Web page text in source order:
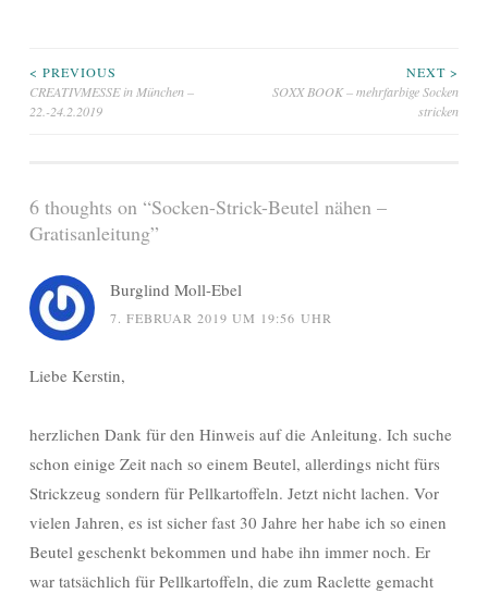
Beitragsnavigation
< PREVIOUS
CREATIVMESSE in München –
22.-24.2.2019
NEXT >
SOXX BOOK – mehrfarbige Socken
stricken
6 thoughts on “Socken-Strick-Beutel nähen –
Gratisanleitung”
Burglind Moll-Ebel
7. FEBRUAR 2019 UM 19:56 UHR
Liebe Kerstin,
herzlichen Dank für den Hinweis auf die Anleitung. Ich suche
schon einige Zeit nach so einem Beutel, allerdings nicht fürs
Strickzeug sondern für Pellkartoffeln. Jetzt nicht lachen. Vor
vielen Jahren, es ist sicher fast 30 Jahre her habe ich so einen
Beutel geschenkt bekommen und habe ihn immer noch. Er
war tatsächlich für Pellkartoffeln, die zum Raclette gemacht